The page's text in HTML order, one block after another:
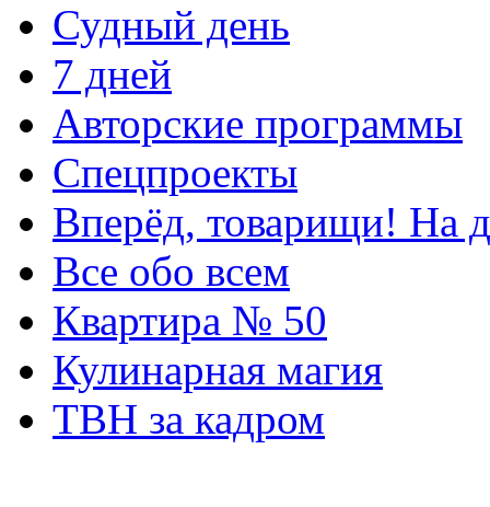
Судный день
7 дней
Авторские программы
Спецпроекты
Вперёд, товарищи! На
Все обо всем
Квартира № 50
Кулинарная магия
ТВН за кадром